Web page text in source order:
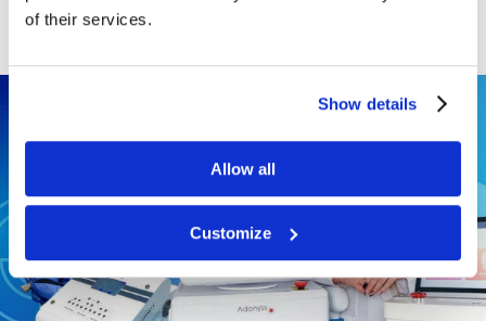
of their services.
Show details
Allow all
Customize
Cennik